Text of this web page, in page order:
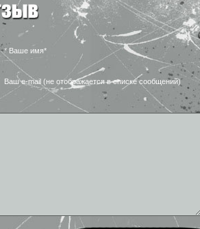
* Ваше имя*
Ваш e-mail (не отображается в списке сообщений)